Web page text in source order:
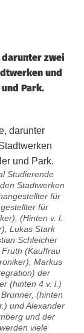
darunter zwei
und
Park.
Studierende
Stadtwerken
für
für
(Hinten v. l.
Lukas Stark
Schleicher
(Kauffrau
Markus
der
(hinten 4 v. l.)
(hinten
und Alexander
und der
viele